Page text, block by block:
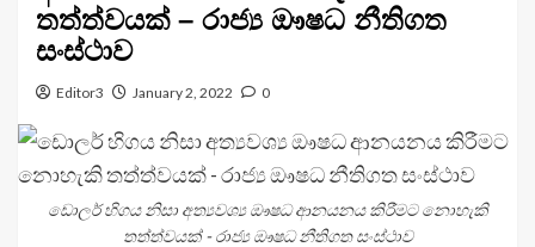
තත්ත්වයක් – රාජ්‍ය ඖෂධ නීතිගත
සංස්ථාව
Editor3 January 2, 2022 0
ඩොලර් හිගය නිසා අත්‍යවශ්‍ය ඖෂධ ආනයනය කිරීමට නොහැකි
තත්ත්වයක් - රාජ්‍ය ඖෂධ නීතිගත සංස්ථාව